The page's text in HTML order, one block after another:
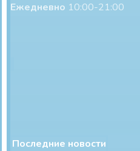
Ежедневно 10:00-21:00
Последние новости